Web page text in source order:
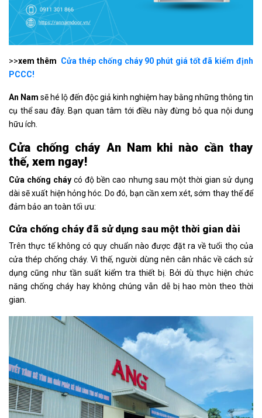
>>xem thêm Cửa thép chống cháy 90 phút giá tốt đã kiểm định
PCCC!
An Nam sẽ hé lộ đến độc giả kinh nghiệm hay bằng những thông tin
cụ thể sau đây. Bạn quan tâm tới điều này đừng bỏ qua nội dung
hữu ích.
Cửa chống cháy An Nam khi nào cần thay
thế, xem ngay!
Cửa chống cháy có độ bền cao nhưng sau một thời gian sử dụng
dài sẽ xuất hiện hỏng hóc. Do đó, bạn cần xem xét, sớm thay thế để
đảm bảo an toàn tối ưu:
Cửa chống cháy đã sử dụng sau một thời gian dài
Trên thực tế không có quy chuẩn nào được đặt ra về tuổi thọ của
cửa thép chống cháy. Vì thế, người dùng nên cân nhắc về cách sử
dụng cũng như tần suất kiểm tra thiết bị. Bởi dù thực hiện chức
năng chống cháy hay không chúng vẫn dễ bị hao mòn theo thời
gian.